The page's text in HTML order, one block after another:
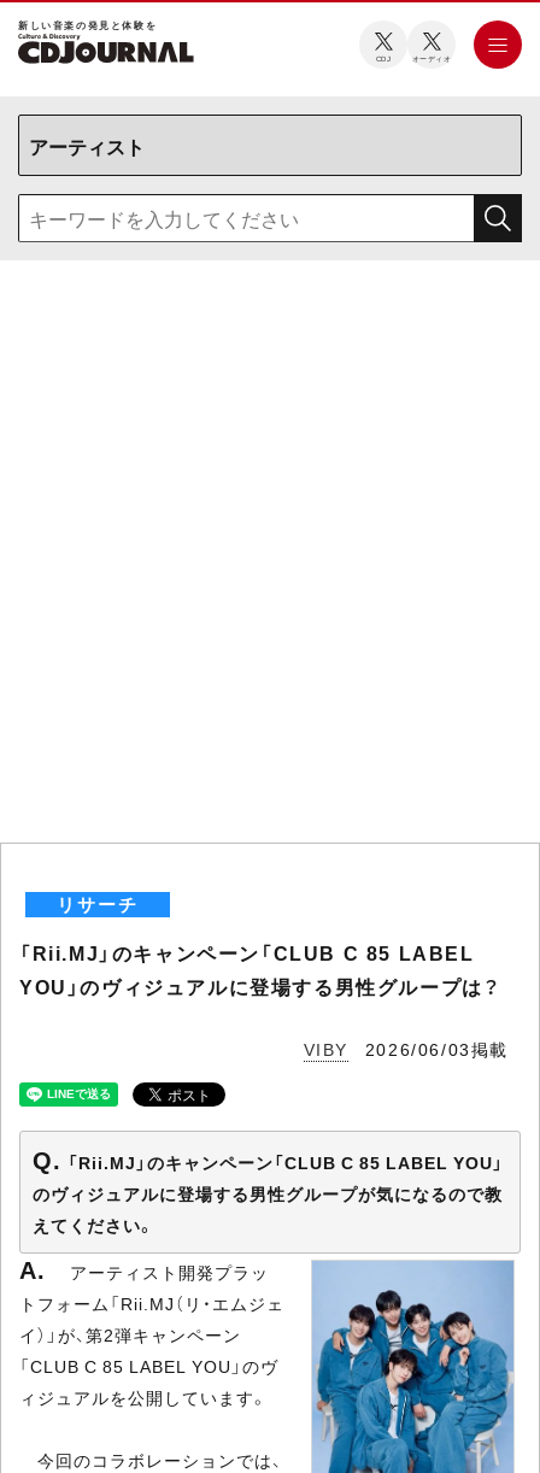
新しい⾳楽の発⾒と体験を
CDJ オーディオ
リサーチ
「Rii.MJ」のキャンペーン「CLUB C 85 LABEL
YOU」のヴィジュアルに登場する男性グループは？
VIBY 2026/06/03掲載
「Rii.MJ」のキャンペーン「CLUB C 85 LABEL YOU」
のヴィジュアルに登場する男性グループが気になるので教
えてください。
アーティスト開発プラッ
トフォーム「Rii.MJ（リ・エムジェ
イ）」が、第2弾キャンペーン
「CLUB C 85 LABEL YOU」のヴ
ィジュアルを公開しています。
今回のコラボレーションでは、